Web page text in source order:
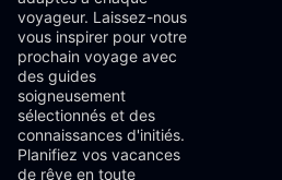
voyageur. Laissez-nous
vous inspirer pour votre
prochain voyage avec
des guides
soigneusement
sélectionnés et des
connaissances d'initiés.
Planifiez vos vacances
de rêve en toute